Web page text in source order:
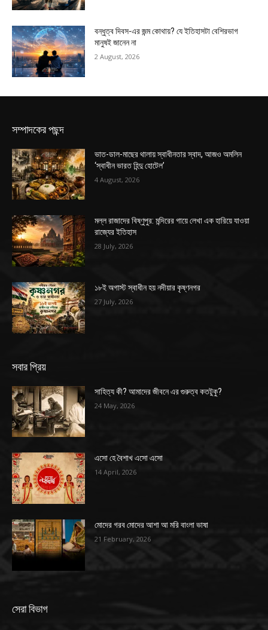
বন্ধুত্ব দিবস-এর জন্ম কোথায়? যে ইতিহাসটা বেশিরভাগ
মানুষই জানেন না
2 August, 2026
সম্পাদকের পছন্দ
ভাত-ডাল-মাছের থালায় স্বাধীনতার স্বাদ, আজও অমলিন
‘স্বাধীন ভারত হিন্দু হোটেল’
4 August, 2026
মল্ল রাজাদের বিষ্ণুপুর: মন্দিরের গায়ে লেখা এক হারিয়ে যাওয়া
রাজ্যের ইতিহাস
28 July, 2026
১৮ই অগাস্ট স্বাধীন হয় নদীয়ার কৃষ্ণনগর
27 July, 2026
সবার প্রিয়
সাহিত্য কী? আমাদের জীবনে এর গুরুত্ব কতটুকু?
24 May, 2026
এসো হে বৈশাখ এসো এসো
14 April, 2026
মোদের গরব মোদের আশা আ মরি বাংলা ভাষা
21 February, 2026
সেরা বিভাগ